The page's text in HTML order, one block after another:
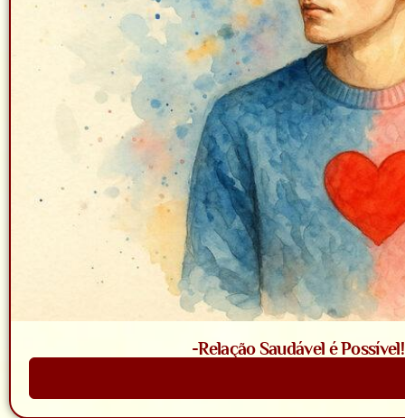
-Relação Saudável é